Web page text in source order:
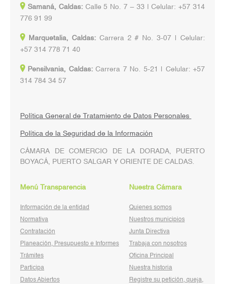
Samaná, Caldas: Calle 5 No. 7 – 33 | Celular: +57 314
776 91 99
Marquetalia, Caldas:Carrera 2 # No. 3-07 | Celular:
+57 314 778 71 40
Pensilvania, Caldas:Carrera 7 No. 5-21 | Celular: +57
314 784 34 57
Política General de Tratamiento de Datos Personales
Política de la Seguridad de la Información
CÁMARA DE COMERCIO DE LA DORADA, PUERTO
BOYACÁ, PUERTO SALGAR Y ORIENTE DE CALDAS.
Menú Transparencia
Información de la entidad
Normativa
Contratación
Planeación, Presupuesto e Informes
Trámites
Participa
Datos Abiertos
Nuestra Cámara
Quienes somos
Nuestros municipios
Junta Directiva
Trabaja con nosotros
Oficina Principal
Nuestra historia
Registre su petición, queja,